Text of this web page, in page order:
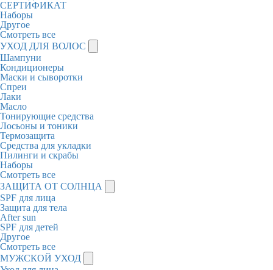
СЕРТИФИКАТ
Наборы
Другое
Смотреть все
УХОД ДЛЯ ВОЛОС
Шампуни
Кондиционеры
Маски и сыворотки
Спреи
Лаки
Масло
Тонирующие средства
Лосьоны и тоники
Термозащита
Средства для укладки
Пилинги и скрабы
Наборы
Смотреть все
ЗАЩИТА ОТ СОЛНЦА
SPF для лица
Защита для тела
After sun
SPF для детей
Другое
Смотреть все
МУЖСКОЙ УХОД